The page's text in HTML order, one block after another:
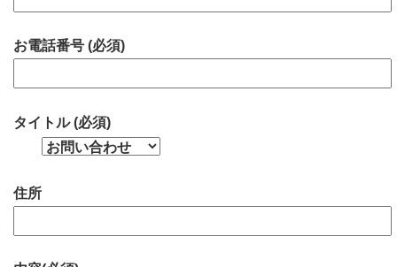
お電話番号 (必須)
タイトル (必須)
住所